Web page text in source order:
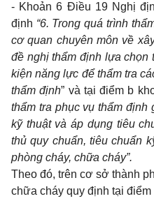
- Khoản 6 Điều 19 Nghị
định “6. Trong quá trình
cơ quan chuyên môn về
đề nghị thẩm định lựa chọn
kiện năng lực để thẩm tra
thẩm định” và tại điểm b
thẩm tra phục vụ thẩm định
kỹ thuật và áp dụng tiêu
thủ quy chuẩn, tiêu chuẩn
phòng cháy, chữa cháy”.
Theo đó, trên cơ sở thành
chữa cháy quy định tại